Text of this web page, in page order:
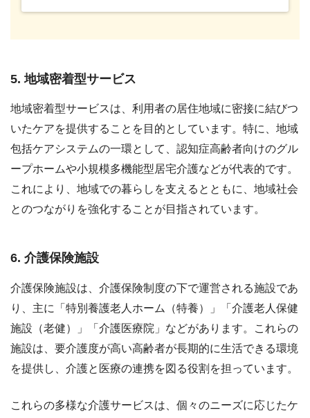
5. 地域密着型サービス
地域密着型サービスは、利用者の居住地域に密接に結びつ
いたケアを提供することを目的としています。特に、地域
包括ケアシステムの一環として、認知症高齢者向けのグル
ープホームや小規模多機能型居宅介護などが代表的です。
これにより、地域での暮らしを支えるとともに、地域社会
とのつながりを強化することが目指されています。
6. 介護保険施設
介護保険施設は、介護保険制度の下で運営される施設であ
り、主に「特別養護老人ホーム（特養）」「介護老人保健
施設（老健）」「介護医療院」などがあります。これらの
施設は、要介護度が高い高齢者が長期的に生活できる環境
を提供し、介護と医療の連携を図る役割を担っています。
これらの多様な介護サービスは、個々のニーズに応じたケ